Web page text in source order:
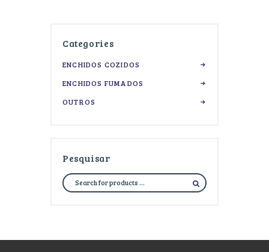
Categories
ENCHIDOS COZIDOS
ENCHIDOS FUMADOS
OUTROS
Pesquisar